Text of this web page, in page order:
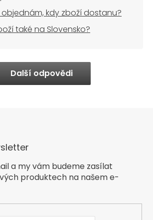
objednám, kdy zboží dostanu?
také na Slovensko?
Další odpovědi
a my vám budeme zasílat
produktech na našem e-